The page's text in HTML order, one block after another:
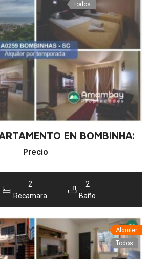
Todos
EN BOMBINHAS
Precio
2
Recamara
2
Baño
Alquiler
Todos